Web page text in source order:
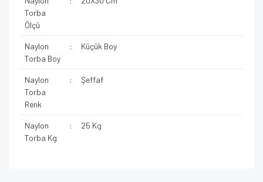
Torba
Ölçü
Naylon
Torba Boy
: Küçük Boy
Naylon
Torba
Renk
: Şeffaf
Naylon
Torba Kg
: 25 Kg